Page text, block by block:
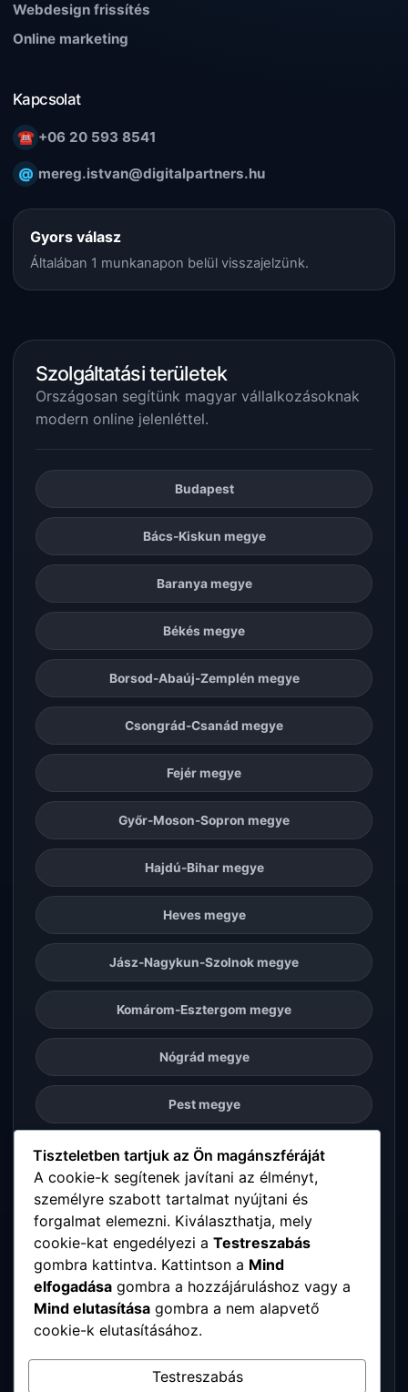
Webdesign frissítés
Online marketing
Kapcsolat
☎ +06 20 593 8541
@ mereg.istvan@digitalpartners.hu
Gyors válasz
Általában 1 munkanapon belül visszajelzünk.
Szolgáltatási területek
Országosan segítünk magyar vállalkozásoknak
modern online jelenléttel.
Budapest
Bács-Kiskun megye
Baranya megye
Békés megye
Borsod-Abaúj-Zemplén megye
Csongrád-Csanád megye
Fejér megye
Győr-Moson-Sopron megye
Hajdú-Bihar megye
Heves megye
Jász-Nagykun-Szolnok megye
Komárom-Esztergom megye
Nógrád megye
Pest megye
Somogy megye
Szabolcs-Szatmár-Bereg megye
Tolna megye
Vas megye
Veszprém megye
Tiszteletben tartjuk az Ön magánszféráját
A cookie-k segítenek javítani az élményt,
személyre szabott tartalmat nyújtani és
forgalmat elemezni. Kiválaszthatja, mely
cookie-kat engedélyezi a Testreszabás
gombra kattintva. Kattintson a Mind
elfogadása gombra a hozzájáruláshoz vagy a
Mind elutasítása gombra a nem alapvető
cookie-k elutasításához.
Testreszabás